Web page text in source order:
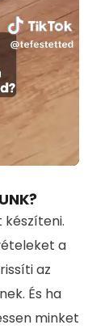
készíteni.
a
az
És ha
minket